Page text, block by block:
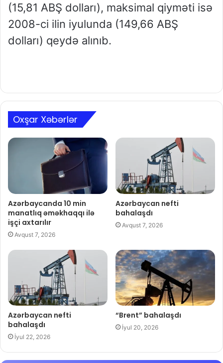
(15,81 ABŞ dolları), maksimal qiyməti isə
2008-ci ilin iyulunda (149,66 ABŞ
dolları) qeydə alınıb.
Oxşar Xəbərlər
Azərbaycanda 10 min
manatlıq əməkhaqqı ilə
işçi axtarılır
Avqust 7, 2026
Azərbaycan nefti
bahalaşdı
Avqust 7, 2026
Azərbaycan nefti
bahalaşdı
İyul 22, 2026
“Brent” bahalaşdı
İyul 20, 2026